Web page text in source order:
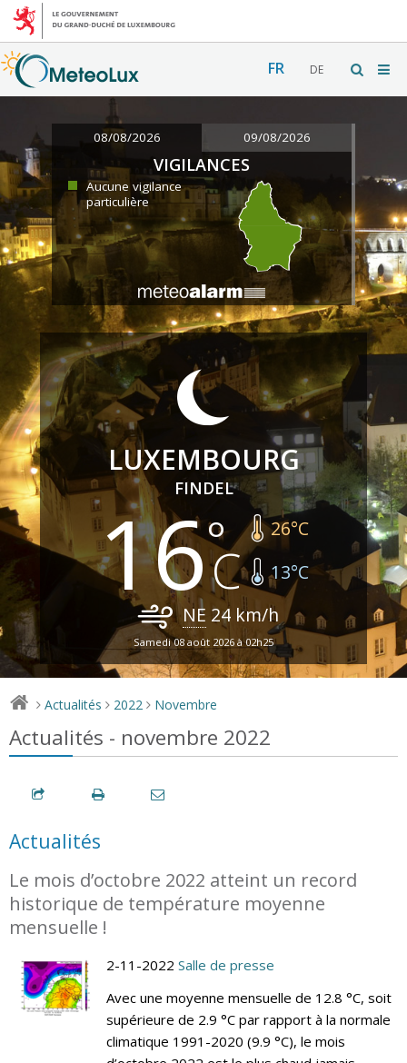
FR DE
08/08/2026 09/08/2026
VIGILANCES
Aucune vigilance
particulière
LUXEMBOURG
FINDEL
16 26°C
13°C
NE 24 km/h
Samedi 08 août 2026 à 02h25
> Actualités > 2022 > Novembre
Actualités - novembre 2022
Actualités
Le mois d’octobre 2022 atteint un record
historique de température moyenne
mensuelle !
2-11-2022 Salle de presse
Avec une moyenne mensuelle de 12.8 °C, soit
supérieure de 2.9 °C par rapport à la normale
climatique 1991-2020 (9.9 °C), le mois